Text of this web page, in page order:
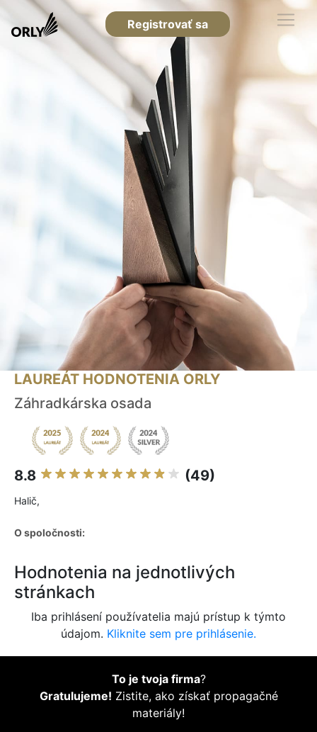
Registrovať sa
LAUREÁT HODNOTENIA ORLY
Záhradkárska osada
8.8 (49)
Halič,
O spoločnosti:
Hodnotenia na jednotlivých
stránkach
Iba prihlásení používatelia majú prístup k týmto
údajom. Kliknite sem pre prihlásenie.
To je tvoja firma?
Gratulujeme! Zistite, ako získať propagačné
materiály!